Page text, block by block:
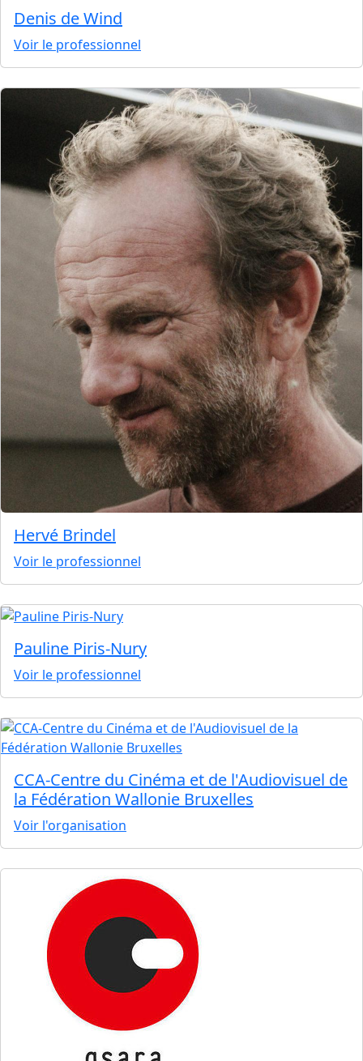
Denis de Wind
Voir le professionnel
Hervé Brindel
Voir le professionnel
Pauline Piris-Nury
Voir le professionnel
CCA-Centre du Cinéma et de l'Audiovisuel de
la Fédération Wallonie Bruxelles
Voir l'organisation